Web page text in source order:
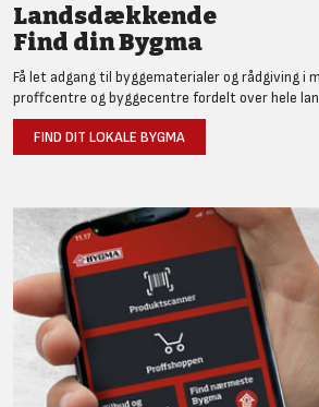
Landsdækkende
Find din Bygma
Få let adgang til byggematerialer og rådgiving i
proffcentre og byggecentre fordelt over hele
FIND DIT LOKALE BYGMA